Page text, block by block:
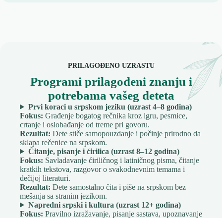
PRILAGOĐENO UZRASTU
Programi prilagođeni znanju i
potrebama vašeg deteta
Prvi koraci u srpskom jeziku (uzrast 4–8 godina)
Fokus: Građenje bogatog rečnika kroz igru, pesmice,
crtanje i oslobađanje od treme pri govoru.
Rezultat: Dete stiče samopouzdanje i počinje prirodno da
sklapa rečenice na srpskom.
Čitanje, pisanje i ćirilica (uzrast 8–12 godina)
Fokus: Savladavanje ćiriličnog i latiničnog pisma, čitanje
kratkih tekstova, razgovor o svakodnevnim temama i
dečijoj literaturi.
Rezultat: Dete samostalno čita i piše na srpskom bez
mešanja sa stranim jezikom.
Napredni srpski i kultura (uzrast 12+ godina)
Fokus: Pravilno izražavanje, pisanje sastava, upoznavanje